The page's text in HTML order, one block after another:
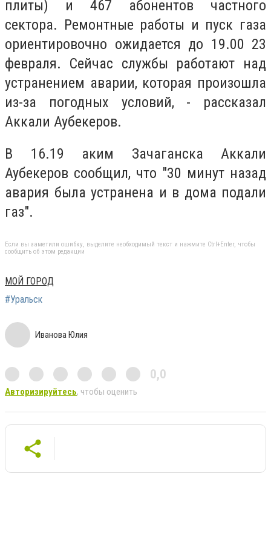
плиты) и 467 абонентов частного
сектора. Ремонтные работы и пуск газа
ориентировочно ожидается до 19.00 23
февраля. Сейчас службы работают над
устранением аварии, которая произошла
из-за погодных условий, - рассказал
Аккали Аубекеров.
В 16.19 аким Зачаганска Аккали
Аубекеров сообщил, что "30 минут назад
авария была устранена и в дома подали
газ".
Если вы заметили ошибку, выделите необходимый текст и нажмите Ctrl+Enter, чтобы
сообщить об этом редакции
МОЙ ГОРОД
#Уральск
Иванова Юлия
0,0
Авторизируйтесь, чтобы оценить